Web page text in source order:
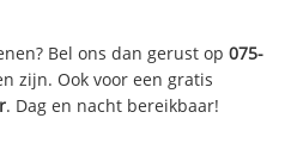
Bel ons dan gerust op075-
zijn. Ook voor een gratis
. Dag en nacht bereikbaar!